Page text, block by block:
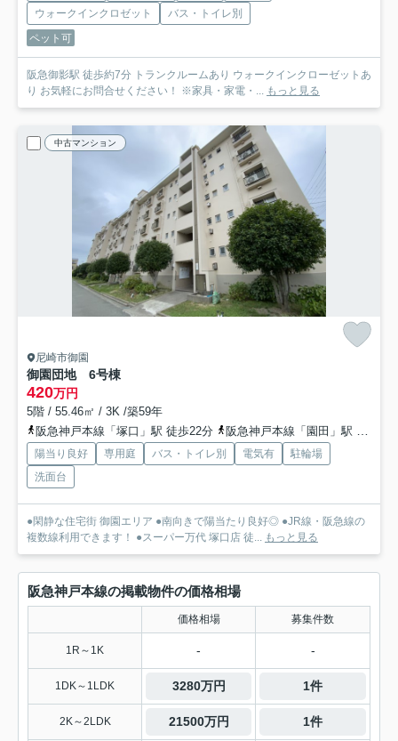
ウォークインクロゼット
バス・トイレ別
ペット可
阪急御影駅 徒歩約7分 トランクルームあり ウォークインクローゼットあ
り お気軽にお問合せください！ ※家具・家電・... もっと見る
中古マンション
尼崎市御園
御園団地 6号棟
420万円
5階 / 55.46㎡ / 3K /築59年
阪急神戸本線「塚口」駅 徒歩22分
阪急神戸本線「園田」駅 徒歩23分
陽当り良好 専用庭 バス・トイレ別 電気有
駐輪場
洗面台
●閑静な住宅街 御園エリア ●南向きで陽当たり良好◎ ●JR線・阪急線の
複数線利用できます！ ●スーパー万代 塚口店 徒... もっと見る
阪急神戸本線の掲載物件の価格相場
価格相場 募集件数
1R～1K - -
1DK～1LDK 3280万円 1件
2K～2LDK 21500万円 1件